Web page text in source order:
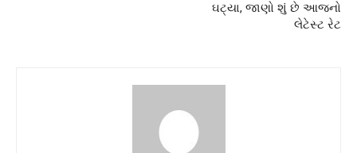
ઘટ્યા, જાણો શું છે આજનો
લેટેસ્ટ રેટ